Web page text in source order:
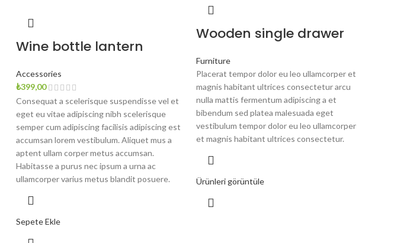
Wine bottle lantern
Accessories
₺399,00
Consequat a scelerisque suspendisse vel et
eget eu vitae adipiscing nibh scelerisque
semper cum adipiscing facilisis adipiscing est
accumsan lorem vestibulum. Aliquet mus a
aptent ullam corper metus accumsan.
Habitasse a purus nec ipsum a urna ac
ullamcorper varius metus blandit posuere.
Sepete Ekle
Wooden single drawer
Furniture
Placerat tempor dolor eu leo ullamcorper et
magnis habitant ultrices consectetur arcu
nulla mattis fermentum adipiscing a et
bibendum sed platea malesuada eget
vestibulum tempor dolor eu leo ullamcorper
et magnis habitant ultrices consectetur.
Ürünleri görüntüle